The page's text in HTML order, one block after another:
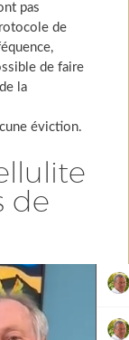
pas
de
de faire
la
éviction.
de